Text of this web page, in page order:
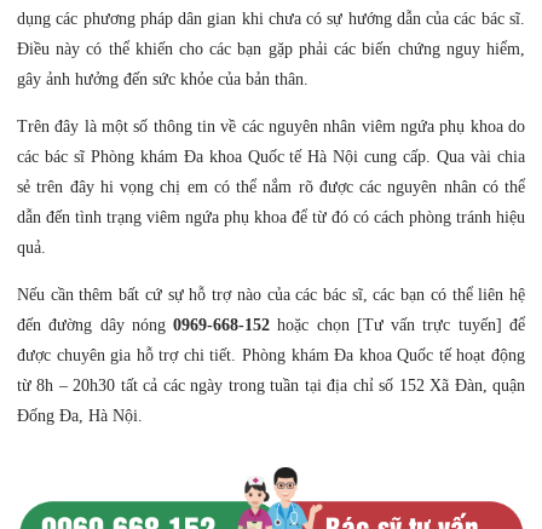
dụng các phương pháp dân gian khi chưa có sự hướng dẫn của các bác sĩ.
Điều này có thể khiến cho các bạn gặp phải các biến chứng nguy hiểm,
gây ảnh hưởng đến sức khỏe của bản thân.
Trên đây là một số thông tin về các nguyên nhân viêm ngứa phụ khoa do
các bác sĩ Phòng khám Đa khoa Quốc tế Hà Nội cung cấp. Qua vài chia
sẻ trên đây hi vọng chị em có thể nắm rõ được các nguyên nhân có thể
dẫn đến tình trạng viêm ngứa phụ khoa để từ đó có cách phòng tránh hiệu
quả.
Nếu cần thêm bất cứ sự hỗ trợ nào của các bác sĩ, các bạn có thể liên hệ
đến đường dây nóng0969-668-152 hoặc chọn [Tư vấn trực tuyến] để
được chuyên gia hỗ trợ chi tiết. Phòng khám Đa khoa Quốc tế hoạt động
từ 8h – 20h30 tất cả các ngày trong tuần tại địa chỉ số 152 Xã Đàn, quận
Đống Đa, Hà Nội.